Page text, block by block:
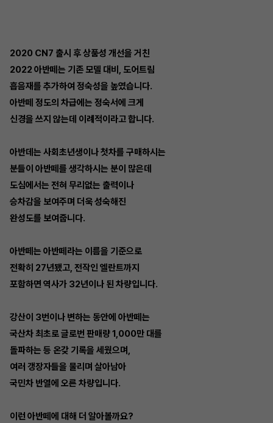
2020 CN7 출시 후 상품성 개선을 거친
2022 아반떼는 기존 모델 대비, 도어트림
흡음재를 추가하여 정숙성을 높였습니다.
아반떼 정도의 차급에는 정숙서에 크게
신경을 쓰지 않는데 이례적이라고 합니다.
아반데는 사회초년생이나 첫차를 구매하시는
분들이 아반떼를 생각하시는 분이 많은데
도심에서는 전혀 무리없는 출력이나
승차감을 보여주며 더욱 성숙해진
완성도를 보여줍니다.
아반떼는 아반떼라는 이름을 기준으로
전확히 27년됐고, 전작인 엘란트까지
포함하면 역사가 32년이나 된 차량입니다.
강산이 3번이나 변하는 동안에 아반떼는
국산차 최초로 글로번 판매량 1,000만 대를
돌파하는 등 온갖 기록을 세웠으며,
여러 갱장자들을 물리며 살아남아
국민차 반열에 오른 차량입니다.
이런 아반떼에 대해 더 알아볼까요?